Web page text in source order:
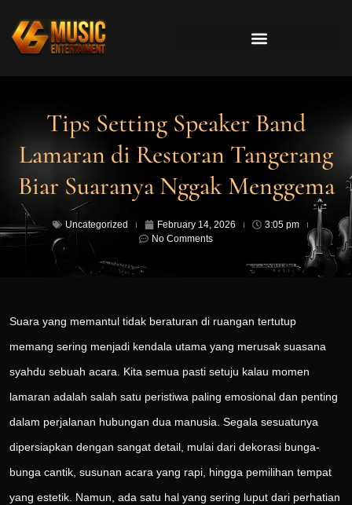
Tips Setting Speaker Band
Lamaran di Restoran Tangerang
Biar Suaranya Nggak Menggema
Uncategorized February 14, 2026
3:05 pm
No Comments
Suara yang memantul tidak beraturan di ruangan tertutup
memang sering menjadi kendala utama yang merusak suasana
syahdu sebuah acara. Kita semua pasti setuju kalau momen
lamaran adalah salah satu peristiwa paling emosional dan penting
dalam perjalanan hubungan dua manusia. Segala sesuatunya
dipersiapkan dengan sangat detail, mulai dari dekorasi bunga-
bunga cantik, susunan acara yang rapi, hingga pemilihan tempat
yang estetik. Namun, ada satu hal yang sering luput dari perhatian